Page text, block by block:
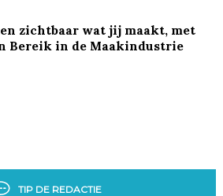
zichtbaar wat jij maakt, met
Bereik in de Maakindustrie
TIP DE REDACTIE